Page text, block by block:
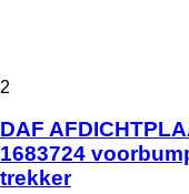
2
DAF
1683724
trekker